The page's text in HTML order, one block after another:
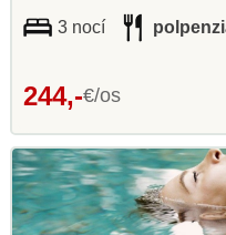
3 nocí
244,-€/os